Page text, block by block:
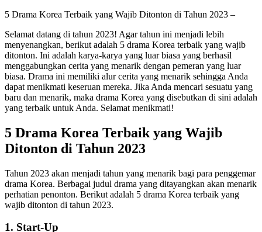
5 Drama Korea Terbaik yang Wajib Ditonton di Tahun 2023 –
Selamat datang di tahun 2023! Agar tahun ini menjadi lebih
menyenangkan, berikut adalah 5 drama Korea terbaik yang wajib
ditonton. Ini adalah karya-karya yang luar biasa yang berhasil
menggabungkan cerita yang menarik dengan pemeran yang luar
biasa. Drama ini memiliki alur cerita yang menarik sehingga Anda
dapat menikmati keseruan mereka. Jika Anda mencari sesuatu yang
baru dan menarik, maka drama Korea yang disebutkan di sini adalah
yang terbaik untuk Anda. Selamat menikmati!
5 Drama Korea Terbaik yang Wajib
Ditonton di Tahun 2023
Tahun 2023 akan menjadi tahun yang menarik bagi para penggemar
drama Korea. Berbagai judul drama yang ditayangkan akan menarik
perhatian penonton. Berikut adalah 5 drama Korea terbaik yang
wajib ditonton di tahun 2023.
1. Start-Up